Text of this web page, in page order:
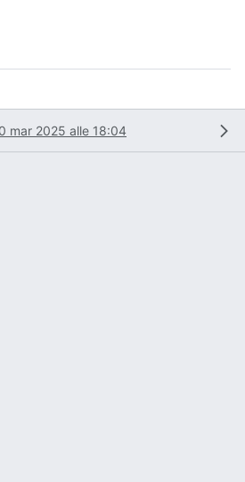
mar 2025 alle 18:04